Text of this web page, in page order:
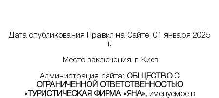
Дата опубликования Правил на Сайте: 01 января 2025
г.
Место заключения: г. Киев
Администрация сайта: ОБЩЕСТВО С
ОГРАНИЧЕННОЙ ОТВЕТСТВЕННОСТЬЮ
«ТУРИСТИЧЕСКАЯ ФИРМА «ЯНА», именуемое в